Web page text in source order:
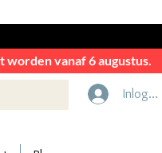
worden vanaf 6 augustus.
Inloggen